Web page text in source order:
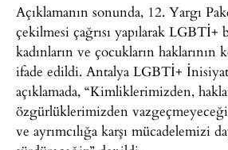
Açıklamanın sonunda, 12. Yargı
çekilmesi çağrısı yapılarak LGBTİ+
kadınların ve çocukların haklarının
ifade edildi. Antalya LGBTİ+
açıklamada, “Kimliklerimizden,
özgürlüklerimizden
ve ayrımcılığa karşı mücadelemizi